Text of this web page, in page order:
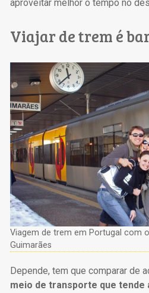
aproveitar melhor o tempo no
Viajar de trem é
Viagem de trem em Portugal com
Guimarães
Depende, tem que comparar de
meio de transporte que tende